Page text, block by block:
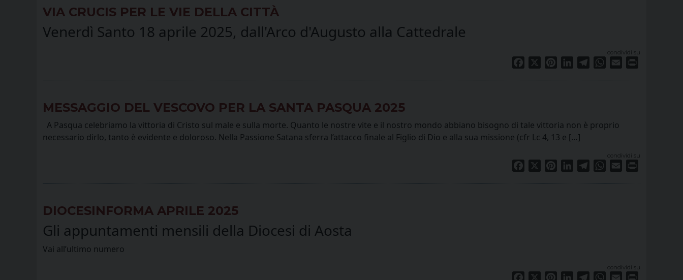
VIA CRUCIS PER LE VIE DELLA CITTÀ
Venerdì Santo 18 aprile 2025, dall'Arco d'Augusto alla Cattedrale
condividi su
Facebook PinterestLinkedInTelegramWhatsApp
Email
MESSAGGIO DEL VESCOVO PER LA SANTA PASQUA 2025
A Pasqua celebriamo la vittoria di Cristo sul male e sulla morte. Quanto le nostre vite e il nostro mondo abbiano bisogno di tale vittoria non è proprio
necessario dirlo, tanto è evidente e doloroso. Nella Passione Satana sferra l’attacco finale al Figlio di Dio e alla sua missione (cfr Lc 4, 13 e […]
condividi su
Facebook PinterestLinkedInTelegramWhatsApp
Email
DIOCESINFORMA APRILE 2025
Gli appuntamenti mensili della Diocesi di Aosta
Vai all’ultimo numero
condividi su
Facebook PinterestLinkedInTelegramWhatsApp
Email